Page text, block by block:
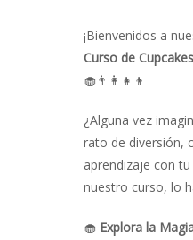
¡Bienvenidos a
Curso de
🧁👨‍👩‍👧‍👦
¿Alguna vez
rato de diversión,
aprendizaje con
nuestro curso, lo
🧁 Explora la